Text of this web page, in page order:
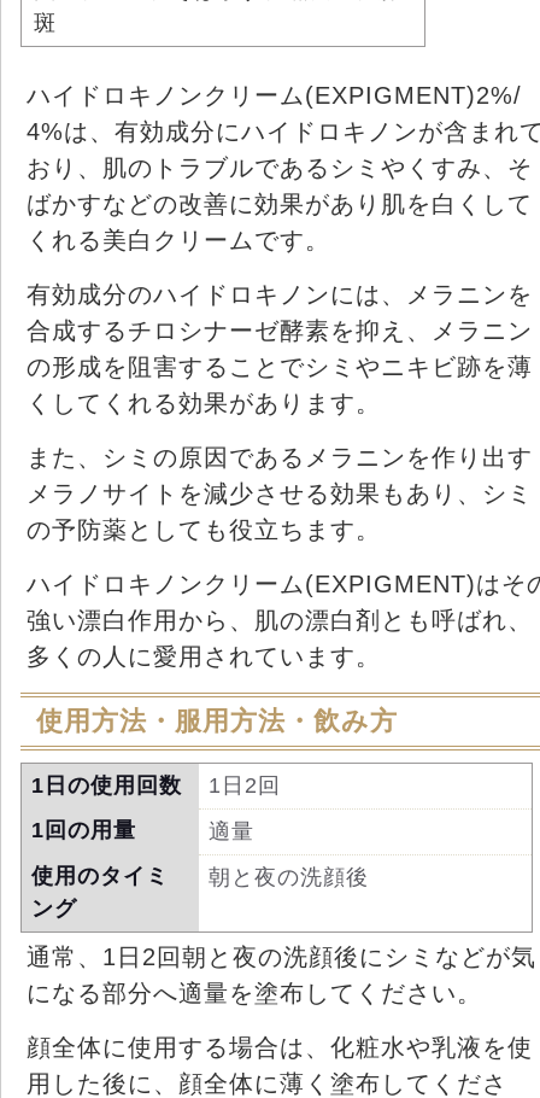
斑
ハイドロキノンクリーム(EXPIGMENT)2%/
4%は、有効成分にハイドロキノンが含まれ
おり、肌のトラブルであるシミやくすみ、そ
ばかすなどの改善に効果があり肌を白くして
くれる美白クリームです。
有効成分のハイドロキノンには、メラニンを
合成するチロシナーゼ酵素を抑え、メラニン
の形成を阻害することでシミやニキビ跡を薄
くしてくれる効果があります。
また、シミの原因であるメラニンを作り出す
メラノサイトを減少させる効果もあり、シミ
の予防薬としても役立ちます。
ハイドロキノンクリーム(EXPIGMENT)はそ
強い漂白作用から、肌の漂白剤とも呼ばれ、
多くの人に愛用されています。
使用方法・服用方法・飲み方
1日の使用回数
1日2回
1回の用量
適量
使用のタイミ
ング
朝と夜の洗顔後
通常、1日2回朝と夜の洗顔後にシミなどが気
になる部分へ適量を塗布してください。
顔全体に使用する場合は、化粧水や乳液を使
用した後に、顔全体に薄く塗布してくださ